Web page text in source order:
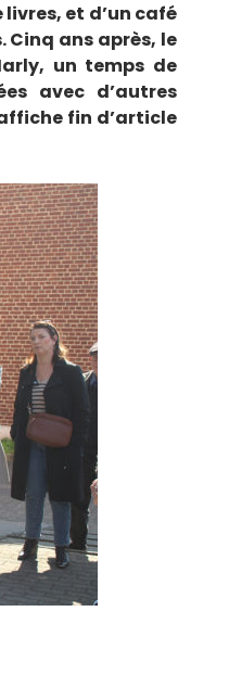
et d’un café
Cinq ans après, le
un temps de
avec d’autres
fin d’article